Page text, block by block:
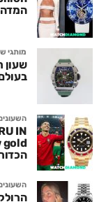
מותגי
שעון
IN